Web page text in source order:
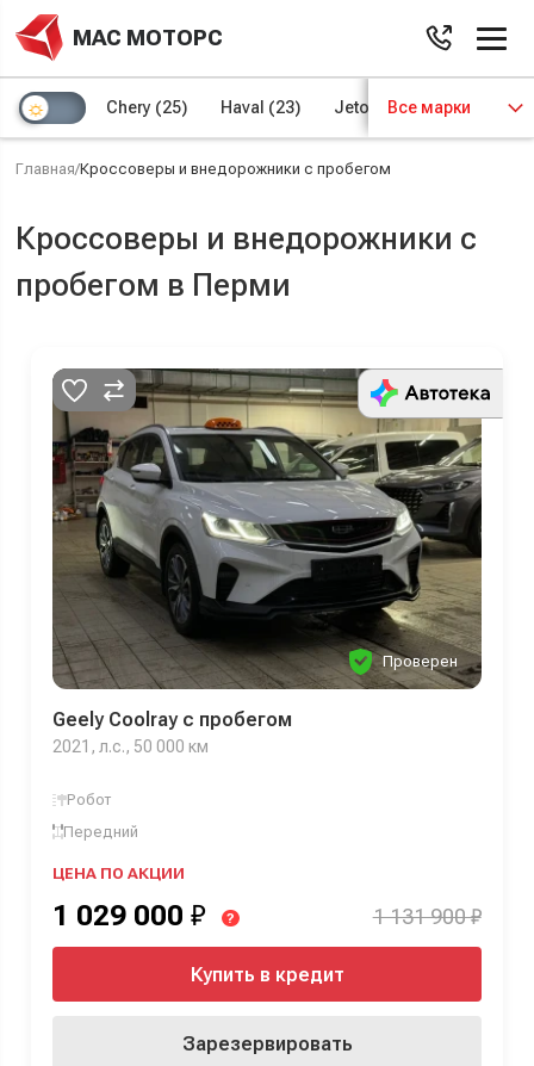
МАС МОТОРС
Chery (25) Haval (23) Jetour (8) Kaiyi (4)
Все марки
Главная/Кроссоверы и внедорожники с пробегом
Кроссоверы и внедорожники с
пробегом в Перми
Проверен
Geely Coolray с пробегом
2021, л.с., 50 000 км
Робот
Передний
ЦЕНА ПО АКЦИИ
1 029 000 ₽ ? 1 131 900 ₽
Купить в кредит
Зарезервировать